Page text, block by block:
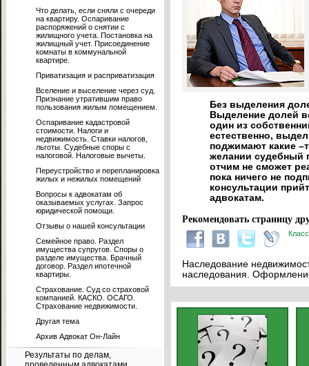
Что делать, если сняли с очереди
на квартиру. Оспаривание
распоряжений о снятии с
жилищного учета. Постановка на
жилищный учет. Присоединение
комнаты в коммунальной
квартире.
Приватизация и расприватизация
Вселение и выселение через суд.
Признание утратившим право
пользования жилым помещением.
Оспаривание кадастровой
стоимости. Налоги и
недвижимость. Ставки налогов,
льготы. Судебные споры с
налоговой. Налоговые вычеты.
Переустройство и перепланировка
жилых и нежилых помещений
Вопросы к адвокатам об
оказываемых услугах. Запрос
юридической помощи.
Отзывы о нашей консультации
Семейное право. Раздел
имущества супругов. Споры о
разделе имущества. Брачный
договор. Раздел ипотечной
квартиры.
Страхование. Суд со страховой
компанией. КАСКО. ОСАГО.
Страхование недвижимости.
Другая тема
Архив Адвокат Он-Лайн
Результаты по делам,
Без выделения
Выделение долей
один из
естественно,
поджимают какие
желании судебный
отчим не сможет
пока ничего не
консультации
адвокатам.
Рекомендовать страницу
Наследование
наследования.